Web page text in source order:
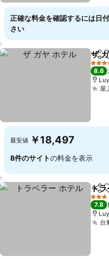
正確な料金を確認するには日
さい
シェ
ザ
4 ホテ
8.6
屋
最安値 ￥18,497
8件のサイトの料金を表示
シェ
ト
3 ホテ
7.8
台